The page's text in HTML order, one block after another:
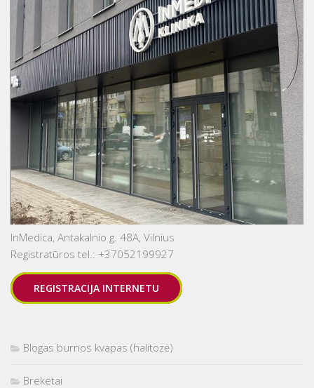
InMedica, Antakalnio g. 48A, Vilnius
Registratūros tel.: +37052199927
REGISTRACIJA INTERNETU
Blogas burnos kvapas (halitozė)
Breketai